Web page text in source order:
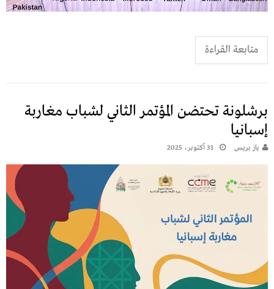
متابعة القراءة
برشلونة تحتضن المؤتمر الثاني لشباب مغاربة
إسبانيا
يـاز بريـس 31 أكتوبر، 2025